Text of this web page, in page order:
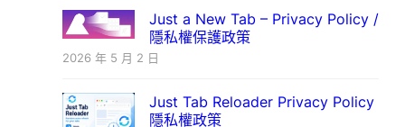
Just a New Tab – Privacy Policy /
隱私權保護政策
2026 年 5 月 2 日
Just Tab Reloader Privacy Policy
隱私權政策